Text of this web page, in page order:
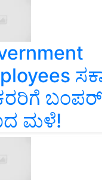
ಬಂಪರ್‌
ಮಳೆ!